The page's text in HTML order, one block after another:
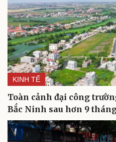
KINH TẾ
Toàn cảnh đại công
Bắc Ninh sau hơn 9